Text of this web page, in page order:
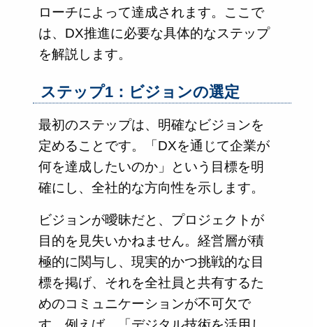
ローチによって達成されます。ここで
は、DX推進に必要な具体的なステップ
を解説します。
ステップ1：ビジョンの選定
最初のステップは、明確なビジョンを
定めることです。「DXを通じて企業が
何を達成したいのか」という目標を明
確にし、全社的な方向性を示します。
ビジョンが曖昧だと、プロジェクトが
目的を見失いかねません。経営層が積
極的に関与し、現実的かつ挑戦的な目
標を掲げ、それを全社員と共有するた
めのコミュニケーションが不可欠で